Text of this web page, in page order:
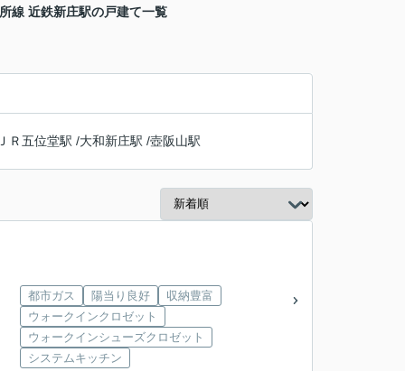
線 近鉄新庄駅の戸建て一覧
Ｒ五位堂駅 /大和新庄駅 /壺阪山駅
都市ガス 陽当り良好
収納豊富
ウォークインクロゼット
ウォークインシューズクロゼット
システムキッチン